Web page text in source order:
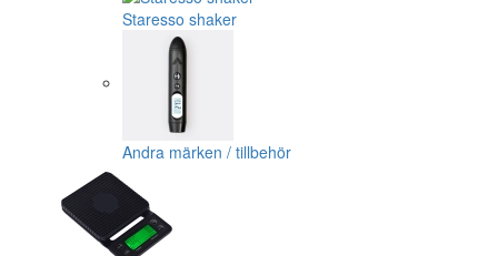
Staresso shaker
Andra märken / tillbehör